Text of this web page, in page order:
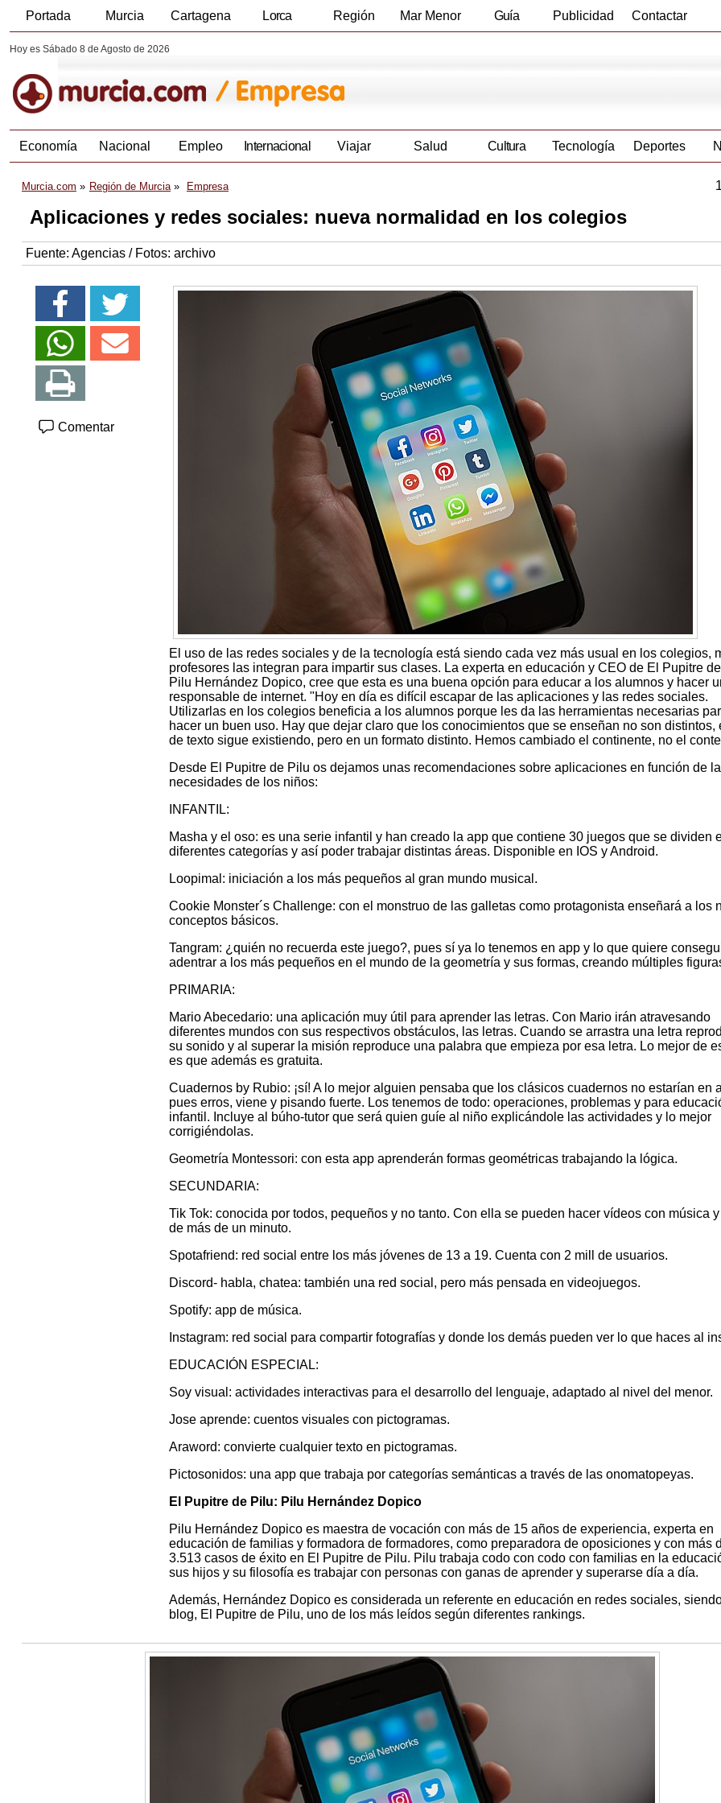
Portada Murcia Cartagena Lorca Región Mar Menor Guía Publicidad Contactar
Hoy es Sábado 8 de Agosto de 2026
Economía Nacional Empleo Internacional Viajar Salud Cultura Tecnología Deportes
Murcia.com Región de Murcia Empresa
Aplicaciones y redes sociales: nueva normalidad en los colegios
Fuente: Agencias / Fotos: archivo
Comentar
El uso de las redes sociales y de la tecnología está siendo cada vez más usual en los colegios,
profesores las integran para impartir sus clases. La experta en educación y CEO de El Pupitre
Pilu Hernández Dopico, cree que esta es una buena opción para educar a los alumnos y hacer
responsable de internet. "Hoy en día es difícil escapar de las aplicaciones y las redes sociales.
Utilizarlas en los colegios beneficia a los alumnos porque les da las herramientas necesarias
hacer un buen uso. Hay que dejar claro que los conocimientos que se enseñan no son distintos,
de texto sigue existiendo, pero en un formato distinto. Hemos cambiado el continente, no el
Desde El Pupitre de Pilu os dejamos unas recomendaciones sobre aplicaciones en función de
necesidades de los niños:
INFANTIL:
Masha y el oso: es una serie infantil y han creado la app que contiene 30 juegos que se dividen
diferentes categorías y así poder trabajar distintas áreas. Disponible en IOS y Android.
Loopimal: iniciación a los más pequeños al gran mundo musical.
Cookie Monster´s Challenge: con el monstruo de las galletas como protagonista enseñará a los
conceptos básicos.
Tangram: ¿quién no recuerda este juego?, pues sí ya lo tenemos en app y lo que quiere
adentrar a los más pequeños en el mundo de la geometría y sus formas, creando múltiples
PRIMARIA:
Mario Abecedario: una aplicación muy útil para aprender las letras. Con Mario irán atravesando
diferentes mundos con sus respectivos obstáculos, las letras. Cuando se arrastra una letra
su sonido y al superar la misión reproduce una palabra que empieza por esa letra. Lo mejor de
es que además es gratuita.
Cuadernos by Rubio: ¡sí! A lo mejor alguien pensaba que los clásicos cuadernos no estarían en
pues erros, viene y pisando fuerte. Los tenemos de todo: operaciones, problemas y para
infantil. Incluye al búho-tutor que será quien guíe al niño explicándole las actividades y lo mejor
corrigiéndolas.
Geometría Montessori: con esta app aprenderán formas geométricas trabajando la lógica.
SECUNDARIA:
Tik Tok: conocida por todos, pequeños y no tanto. Con ella se pueden hacer vídeos con música
de más de un minuto.
Spotafriend: red social entre los más jóvenes de 13 a 19. Cuenta con 2 mill de usuarios.
Discord- habla, chatea: también una red social, pero más pensada en videojuegos.
Spotify: app de música.
Instagram: red social para compartir fotografías y donde los demás pueden ver lo que haces al
EDUCACIÓN ESPECIAL:
Soy visual: actividades interactivas para el desarrollo del lenguaje, adaptado al nivel del menor.
Jose aprende: cuentos visuales con pictogramas.
Araword: convierte cualquier texto en pictogramas.
Pictosonidos: una app que trabaja por categorías semánticas a través de las onomatopeyas.
El Pupitre de Pilu: Pilu Hernández Dopico
Pilu Hernández Dopico es maestra de vocación con más de 15 años de experiencia, experta en
educación de familias y formadora de formadores, como preparadora de oposiciones y con más
3.513 casos de éxito en El Pupitre de Pilu. Pilu trabaja codo con codo con familias en la
sus hijos y su filosofía es trabajar con personas con ganas de aprender y superarse día a día.
Además, Hernández Dopico es considerada un referente en educación en redes sociales,
blog, El Pupitre de Pilu, uno de los más leídos según diferentes rankings.